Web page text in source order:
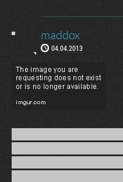
maddox
04.04.2013